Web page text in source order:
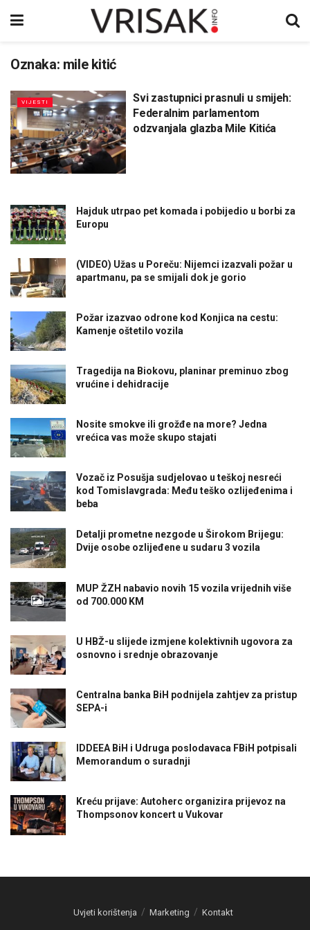
Oznaka: mile kitić
VIJESTI
Svi zastupnici prasnuli u smijeh:
Federalnim parlamentom
odzvanjala glazba Mile Kitića
Hajduk utrpao pet komada i pobijedio u borbi za
Europu
(VIDEO) Užas u Poreču: Nijemci izazvali požar u
apartmanu, pa se smijali dok je gorio
Požar izazvao odrone kod Konjica na cestu:
Kamenje oštetilo vozila
Tragedija na Biokovu, planinar preminuo zbog
vrućine i dehidracije
Nosite smokve ili grožđe na more? Jedna
vrećica vas može skupo stajati
Vozač iz Posušja sudjelovao u teškoj nesreći
kod Tomislavgrada: Među teško ozlijeđenima i
beba
Detalji prometne nezgode u Širokom Brijegu:
Dvije osobe ozlijeđene u sudaru 3 vozila
MUP ŽZH nabavio novih 15 vozila vrijednih više
od 700.000 KM
U HBŽ-u slijede izmjene kolektivnih ugovora za
osnovno i srednje obrazovanje
Centralna banka BiH podnijela zahtjev za pristup
SEPA-i
IDDEEA BiH i Udruga poslodavaca FBiH potpisali
Memorandum o suradnji
Kreću prijave: Autoherc organizira prijevoz na
Thompsonov koncert u Vukovar
Uvjeti korištenja Marketing Kontakt